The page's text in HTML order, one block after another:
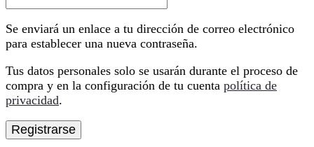
Se enviará un enlace a tu dirección de correo electrónico
para establecer una nueva contraseña.
Tus datos personales solo se usarán durante el proceso de
compra y en la configuración de tu cuenta política de
privacidad.
Registrarse